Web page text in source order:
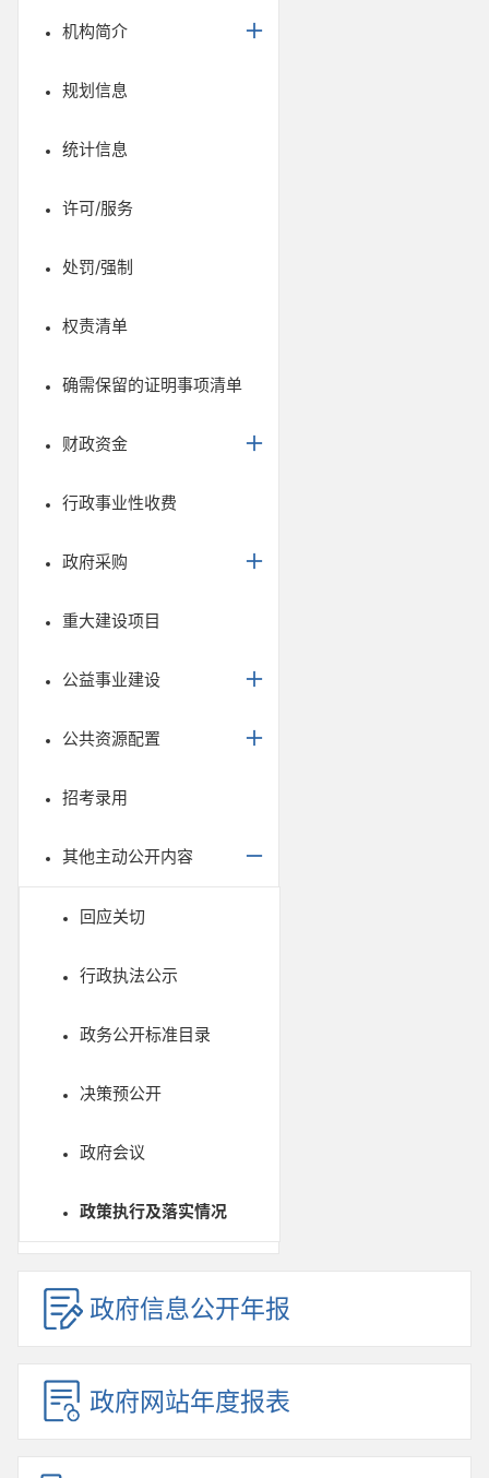
机构简介
规划信息
统计信息
许可/服务
处罚/强制
权责清单
确需保留的证明事项清单
财政资金
行政事业性收费
政府采购
重大建设项目
公益事业建设
公共资源配置
招考录用
其他主动公开内容
回应关切
行政执法公示
政务公开标准目录
决策预公开
政府会议
政策执行及落实情况
政府信息公开年报
政府网站年度报表